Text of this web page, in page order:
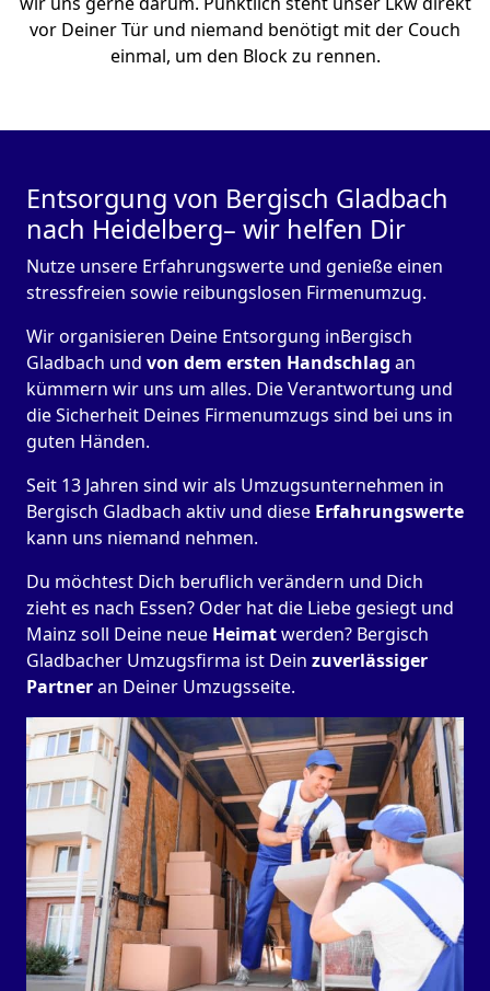
vor Deiner Tür und niemand benötigt mit der Couch
einmal, um den Block zu rennen.
Entsorgung von Bergisch Gladbach
nach Heidelberg– wir helfen Dir
Nutze unsere Erfahrungswerte und genieße einen
stressfreien sowie reibungslosen Firmenumzug.
Wir organisieren Deine Entsorgung inBergisch
Gladbach und von dem ersten Handschlag an
kümmern wir uns um alles. Die Verantwortung und
die Sicherheit Deines Firmenumzugs sind bei uns in
guten Händen.
Seit 13 Jahren sind wir als Umzugsunternehmen in
Bergisch Gladbach aktiv und diese Erfahrungswerte
kann uns niemand nehmen.
Du möchtest Dich beruflich verändern und Dich
zieht es nach Essen? Oder hat die Liebe gesiegt und
Mainz soll Deine neue Heimatwerden? Bergisch
Gladbacher Umzugsfirma ist Dein zuverlässiger
Partneran Deiner Umzugsseite.